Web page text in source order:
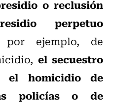
o reclusión
perpetuo
por ejemplo, de
el secuestro
el homicidio de
policías o de